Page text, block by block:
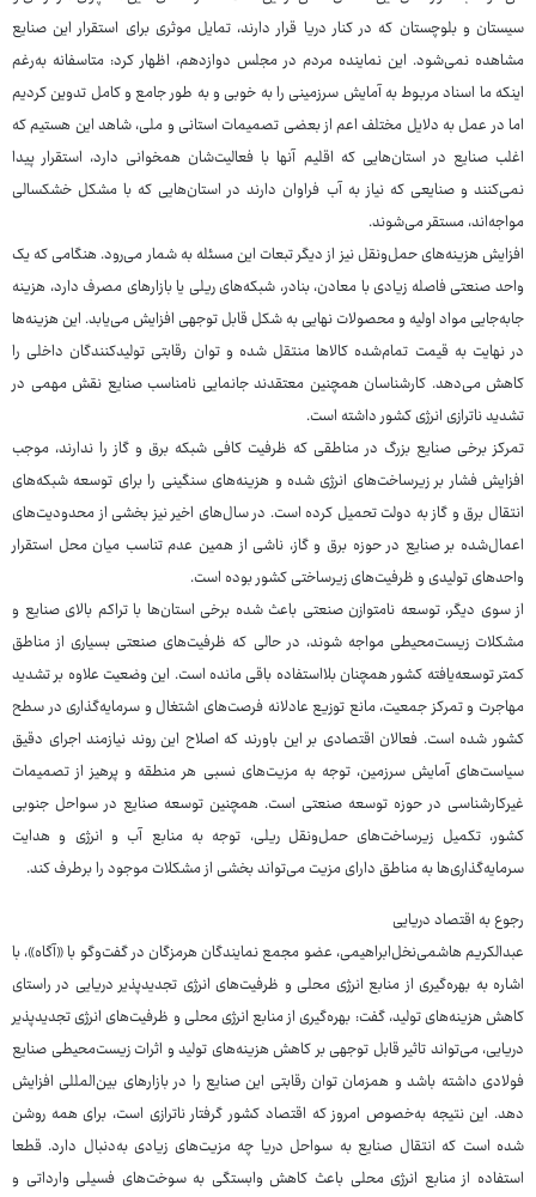
سیستان و بلوچستان که در کنار دریا قرار دارند، تمایل موثری برای استقرار این صنایع
مشاهده نمی‌شود. این نماینده مردم در مجلس دوازدهم، اظهار کرد: متاسفانه به‌رغم
اینکه ما اسناد مربوط به آمایش سرزمینی را به خوبی و به طور جامع و کامل تدوین کردیم
اما در عمل به دلایل مختلف اعم از بعضی تصمیمات استانی و ملی، شاهد این هستیم که
اغلب صنایع در استان‌هایی که اقلیم آنها با فعالیت‌شان همخوانی دارد، استقرار پیدا
نمی‌کنند و صنایعی که نیاز به آب فراوان دارند در استان‌هایی که با مشکل خشکسالی
مواجه‌اند، مستقر می‌شوند.
افزایش هزینه‌های حمل‌ونقل نیز از دیگر تبعات این مسئله به شمار می‌رود. هنگامی که یک
واحد صنعتی فاصله زیادی با معادن، بنادر، شبکه‌های ریلی یا بازارهای مصرف دارد، هزینه
جابه‌جایی مواد اولیه و محصولات نهایی به شکل قابل توجهی افزایش می‌یابد. این هزینه‌ها
در نهایت به قیمت تمام‌شده کالاها منتقل شده و توان رقابتی تولیدکنندگان داخلی را
کاهش می‌دهد. کارشناسان همچنین معتقدند جانمایی نامناسب صنایع نقش مهمی در
تشدید ناترازی انرژی کشور داشته است.
تمرکز برخی صنایع بزرگ در مناطقی که ظرفیت کافی شبکه برق و گاز را ندارند، موجب
افزایش فشار بر زیرساخت‌های انرژی شده و هزینه‌های سنگینی را برای توسعه شبکه‌های
انتقال برق و گاز به دولت تحمیل کرده است. در سال‌های اخیر نیز بخشی از محدودیت‌های
اعمال‌شده بر صنایع در حوزه برق و گاز، ناشی از همین عدم تناسب میان محل استقرار
واحدهای تولیدی و ظرفیت‌های زیرساختی کشور بوده است.
از سوی دیگر، توسعه نامتوازن صنعتی باعث شده برخی استان‌ها با تراکم بالای صنایع و
مشکلات زیست‌محیطی مواجه شوند، در حالی که ظرفیت‌های صنعتی بسیاری از مناطق
کمتر توسعه‌یافته کشور همچنان بلااستفاده باقی مانده است. این وضعیت علاوه بر تشدید
مهاجرت و تمرکز جمعیت، مانع توزیع عادلانه فرصت‌های اشتغال و سرمایه‌گذاری در سطح
کشور شده است. فعالان اقتصادی بر این باورند که اصلاح این روند نیازمند اجرای دقیق
سیاست‌های آمایش سرزمین، توجه به مزیت‌های نسبی هر منطقه و پرهیز از تصمیمات
غیرکارشناسی در حوزه توسعه صنعتی است. همچنین توسعه صنایع در سواحل جنوبی
کشور، تکمیل زیرساخت‌های حمل‌ونقل ریلی، توجه به منابع آب و انرژی و هدایت
سرمایه‌گذاری‌ها به مناطق دارای مزیت می‌تواند بخشی از مشکلات موجود را برطرف کند.
رجوع به اقتصاد دریایی
عبدالکریم هاشمی‌نخل‌ابراهیمی، عضو مجمع نمایندگان هرمزگان در گفت‌وگو با «آگاه»، با
اشاره به بهره‌گیری از منابع انرژی محلی و ظرفیت‌های انرژی تجدیدپذیر دریایی در راستای
کاهش هزینه‌های تولید، گفت: بهره‌گیری از منابع انرژی محلی و ظرفیت‌های انرژی تجدیدپذیر
دریایی، می‌تواند تاثیر قابل‌ توجهی بر کاهش هزینه‌های تولید و اثرات زیست‌محیطی صنایع
فولادی داشته باشد و همزمان توان رقابتی این صنایع را در بازارهای بین‌المللی افزایش
دهد. این نتیجه به‌خصوص امروز که اقتصاد کشور گرفتار ناترازی است، برای همه روشن
شده است که انتقال صنایع به سواحل دریا چه مزیت‌های زیادی به‌دنبال دارد. قطعا
استفاده از منابع انرژی محلی باعث کاهش وابستگی به سوخت‌های فسیلی وارداتی و